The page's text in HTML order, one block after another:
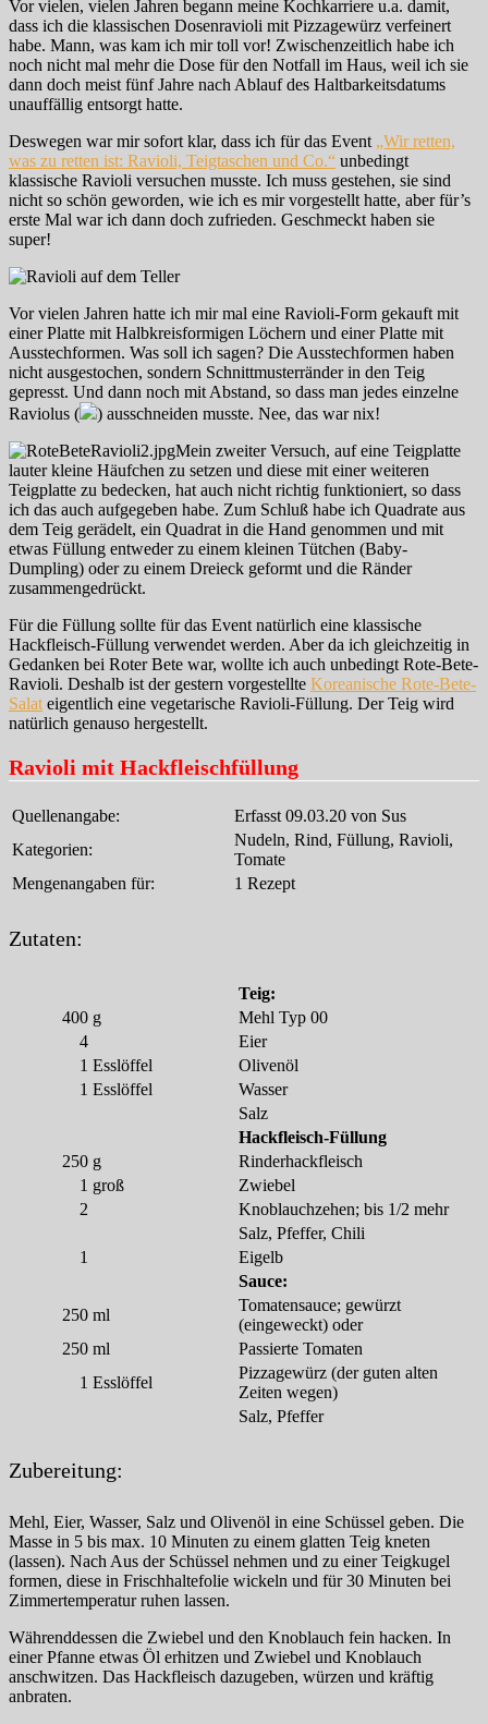
Vor vielen, vielen Jahren begann meine Kochkarriere u.a. damit,
dass ich die klassischen Dosenravioli mit Pizzagewürz verfeinert
habe. Mann, was kam ich mir toll vor! Zwischenzeitlich habe ich
noch nicht mal mehr die Dose für den Notfall im Haus, weil ich sie
dann doch meist fünf Jahre nach Ablauf des Haltbarkeitsdatums
unauffällig entsorgt hatte.
Deswegen war mir sofort klar, dass ich für das Event „Wir retten,
was zu retten ist: Ravioli, Teigtaschen und Co.“ unbedingt
klassische Ravioli versuchen musste. Ich muss gestehen, sie sind
nicht so schön geworden, wie ich es mir vorgestellt hatte, aber für’s
erste Mal war ich dann doch zufrieden. Geschmeckt haben sie
super!
Vor vielen Jahren hatte ich mir mal eine Ravioli-Form gekauft mit
einer Platte mit Halbkreisformigen Löchern und einer Platte mit
Ausstechformen. Was soll ich sagen? Die Ausstechformen haben
nicht ausgestochen, sondern Schnittmusterränder in den Teig
gepresst. Und dann noch mit Abstand, so dass man jedes einzelne
Raviolus (
) ausschneiden musste. Nee, das war nix!
Mein zweiter Versuch, auf eine Teigplatte
lauter kleine Häufchen zu setzen und diese mit einer weiteren
Teigplatte zu bedecken, hat auch nicht richtig funktioniert, so dass
ich das auch aufgegeben habe. Zum Schluß habe ich Quadrate aus
dem Teig gerädelt, ein Quadrat in die Hand genommen und mit
etwas Füllung entweder zu einem kleinen Tütchen (Baby-
Dumpling) oder zu einem Dreieck geformt und die Ränder
zusammengedrückt.
Für die Füllung sollte für das Event natürlich eine klassische
Hackfleisch-Füllung verwendet werden. Aber da ich gleichzeitig in
Gedanken bei Roter Bete war, wollte ich auch unbedingt Rote-Bete-
Ravioli. Deshalb ist der gestern vorgestellte Koreanische Rote-Bete-
Salat eigentlich eine vegetarische Ravioli-Füllung. Der Teig wird
natürlich genauso hergestellt.
Ravioli mit Hackfleischfüllung
Quellenangabe:
Erfasst 09.03.20 von Sus
Kategorien:
Nudeln, Rind, Füllung, Ravioli,
Tomate
Mengenangaben für:
1 Rezept
Zutaten:
Teig:
400 g
Mehl Typ 00
4
Eier
1 Esslöffel
Olivenöl
1 Esslöffel
Wasser
Salz
Hackfleisch-Füllung
250 g
Rinderhackfleisch
1 groß
Zwiebel
2
Knoblauchzehen; bis 1/2 mehr
Salz, Pfeffer, Chili
1
Eigelb
Sauce:
250 ml
Tomatensauce; gewürzt
(eingeweckt) oder
250 ml
Passierte Tomaten
1 Esslöffel
Pizzagewürz (der guten alten
Zeiten wegen)
Salz, Pfeffer
Zubereitung:
Mehl, Eier, Wasser, Salz und Olivenöl in eine Schüssel geben. Die
Masse in 5 bis max. 10 Minuten zu einem glatten Teig kneten
(lassen). Nach Aus der Schüssel nehmen und zu einer Teigkugel
formen, diese in Frischhaltefolie wickeln und für 30 Minuten bei
Zimmertemperatur ruhen lassen.
Währenddessen die Zwiebel und den Knoblauch fein hacken. In
einer Pfanne etwas Öl erhitzen und Zwiebel und Knoblauch
anschwitzen. Das Hackfleisch dazugeben, würzen und kräftig
anbraten.